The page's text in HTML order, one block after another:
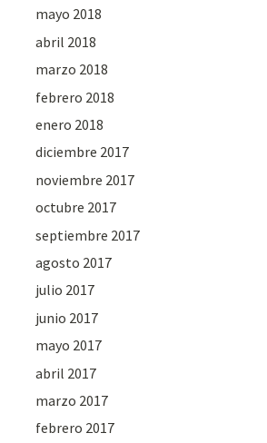
mayo 2018
abril 2018
marzo 2018
febrero 2018
enero 2018
diciembre 2017
noviembre 2017
octubre 2017
septiembre 2017
agosto 2017
julio 2017
junio 2017
mayo 2017
abril 2017
marzo 2017
febrero 2017